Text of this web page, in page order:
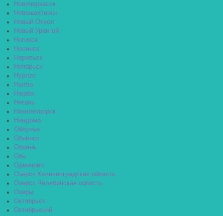
Новочеркасск
Новошахтинск
Новый Оскол
Новый Уренгой
Ногинск
Нолинск
Норильск
Ноябрьск
Нурлат
Нытва
Нюрба
Нягань
Нязелетворск
Няндома
Облучье
Обнинск
Обоянь
Обь
Одинцово
Озёрск Калининградская область
Озерск Челябинская область
Озеры
Октябрьск
Октябрьский